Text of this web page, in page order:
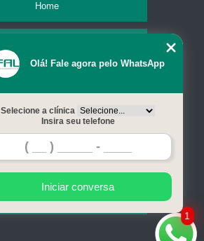
Home
Serviços
Contato
Mapa do site
1
Olá! Fale agora pelo WhatsApp
Selecione a clínica
Insira seu telefone
Iniciar conversa